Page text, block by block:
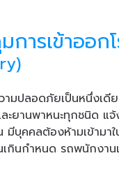
การเข้าออก
ามปลอดภัยเป็นหนึ่งเดี
ะยานพาหนะทุกชนิด แจ้
มีบุคคลต้องห้ามเข้ามาใ
กินกำหนด รถพนักงาน